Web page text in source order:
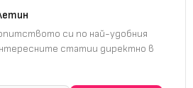
си по най-удобния
статии директно в